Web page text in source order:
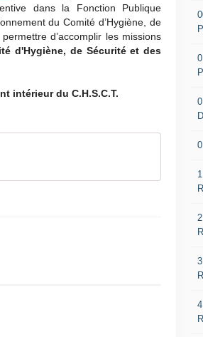
dans la Fonction Publique
du Comité d’Hygiène, de
d’accomplir les missions
d'Hygiène, de Sécurité et des
intérieur du C.H.S.C.T.